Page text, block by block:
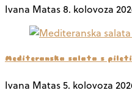
Ivana Matas 8. kolovoza
Mediteranska salata s
Ivana Matas5. kolovoza